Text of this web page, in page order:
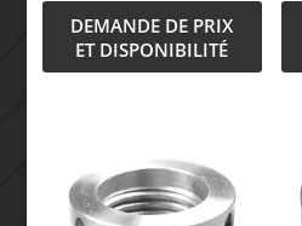
DEMANDE DE PRIX
ET DISPONIBILITÉ